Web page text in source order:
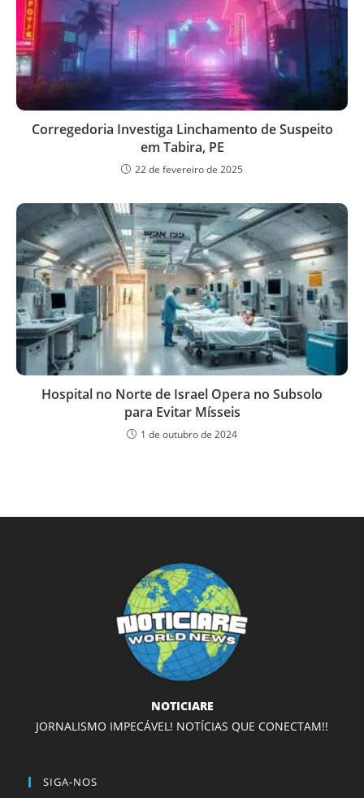
Corregedoria Investiga Linchamento de Suspeito
em Tabira, PE
22 de fevereiro de 2025
Hospital no Norte de Israel Opera no Subsolo
para Evitar Mísseis
1 de outubro de 2024
NOTICIARE
JORNALISMO IMPECÁVEL! NOTÍCIAS QUE CONECTAM!!
SIGA-NOS